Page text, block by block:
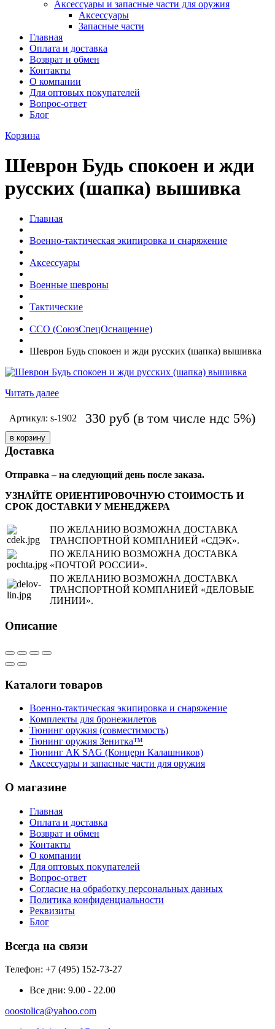
Аксессуары и запасные части для оружия
Аксессуары
Запасные части
Главная
Оплата и доставка
Возврат и обмен
Контакты
О компании
Для оптовых покупателей
Вопрос-ответ
Блог
Корзина
Шеврон Будь спокоен и жди
русских (шапка) вышивка
Главная
Военно-тактическая экипировка и снаряжение
Аксессуары
Военные шевроны
Тактические
ССО (СоюзСпецОснащение)
Шеврон Будь спокоен и жди русских (шапка) вышивка
Читать далее
Артикул: s-1902 330 руб (в том числе ндс 5%)
Доставка
Отправка – на следующий день после заказа.
УЗНАЙТЕ ОРИЕНТИРОВОЧНУЮ СТОИМОСТЬ И
СРОК ДОСТАВКИ У МЕНЕДЖЕРА
ПО ЖЕЛАНИЮ ВОЗМОЖНА ДОСТАВКА
ТРАНСПОРТНОЙ КОМПАНИЕЙ «СДЭК».
ПО ЖЕЛАНИЮ ВОЗМОЖНА ДОСТАВКА
«ПОЧТОЙ РОССИИ».
ПО ЖЕЛАНИЮ ВОЗМОЖНА ДОСТАВКА
ТРАНСПОРТНОЙ КОМПАНИЕЙ «ДЕЛОВЫЕ
ЛИНИИ».
Описание
Каталоги товаров
Военно-тактическая экипировка и снаряжение
Комплекты для бронежилетов
Тюнинг оружия (совместимость)
Тюнинг оружия Зенитка™
Тюнинг АК SAG (Концерн Калашников)
Аксессуары и запасные части для оружия
О магазине
Главная
Оплата и доставка
Возврат и обмен
Контакты
О компании
Для оптовых покупателей
Вопрос-ответ
Согласие на обработку персональных данных
Политика конфиденциальности
Реквизиты
Блог
Всегда на связи
Телефон: +7 (495) 152-73-27
Все дни: 9.00 - 22.00
ooostolica@yahoo.com